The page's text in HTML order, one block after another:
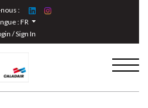
:
:FR
/ Sign In